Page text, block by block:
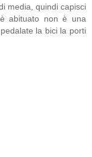
media, quindi capisci
abituato non è una
la bici la porti